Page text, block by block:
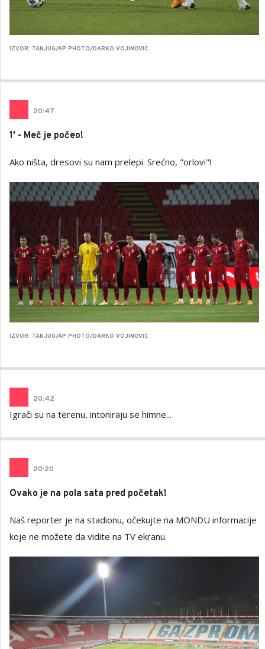
IZVOR: TANJUG/AP PHOTO/DARKO VOJINOVIC
20:47
1' - Meč je počeo!
Ako ništa, dresovi su nam prelepi. Srećno, "orlovi"!
IZVOR: TANJUG/AP PHOTO/DARKO VOJINOVIC
20:42
Igrači su na terenu, intoniraju se himne...
20:20
Ovako je na pola sata pred početak!
Naš reporter je na stadionu, očekujte na MONDU informacije
koje ne možete da vidite na TV ekranu.